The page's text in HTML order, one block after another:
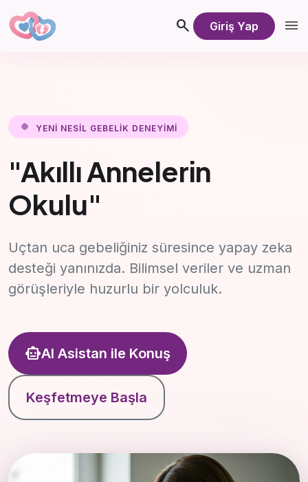
search Giriş Yap menu
YENI NESIL GEBELIK DENEYIMI
"Akıllı Annelerin
Okulu"
Uçtan uca gebeliğiniz süresince yapay zeka
desteği yanınızda. Bilimsel veriler ve uzman
görüşleriyle huzurlu bir yolculuk.
smart_toyAI Asistan ile Konuş
Keşfetmeye Başla